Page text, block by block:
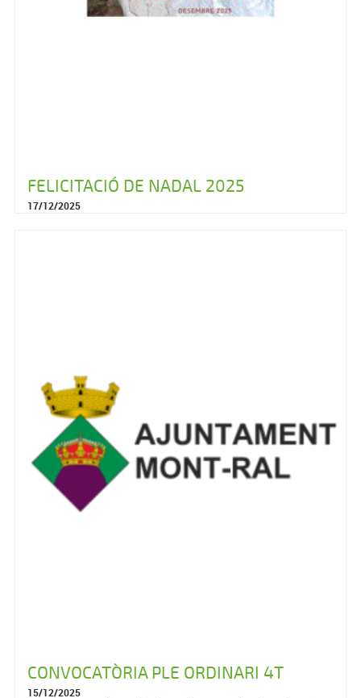
FELICITACIÓ DE NADAL 2025
17/12/2025
CONVOCATÒRIA PLE ORDINARI 4T
15/12/2025